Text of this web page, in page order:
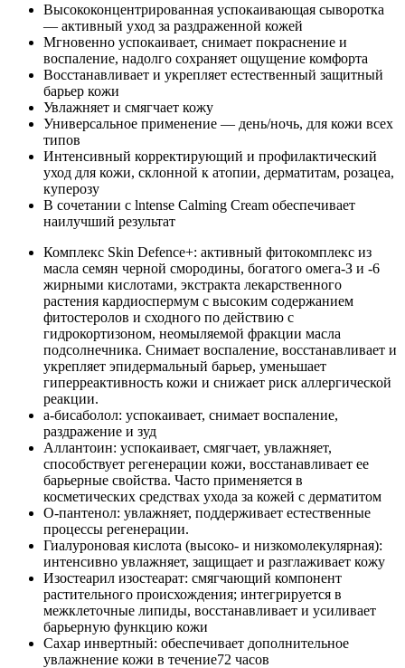
Высококонцентрированная успокаивающая сыворотка
— активный уход за раздраженной кожей
Мгновенно успокаивает, снимает покраснение и
воспаление, надолго сохраняет ощущение комфорта
Восстанавливает и укрепляет естественный защитный
барьер кожи
Увлажняет и смягчает кожу
Универсальное применение — день/ночь, для кожи всех
типов
Интенсивный корректирующий и профилактический
уход для кожи, склонной к атопии, дерматитам, розацеа,
куперозу
В сочетании с lntense Calming Cream обеспечивает
наилучший результат
Комплекс Skin Defence+: активный фитокомплекс из
масла семян черной смородины, богатого омега-З и -6
жирными кислотами, экстракта лекарственного
растения кардиоспермум с высоким содержанием
фитостеролов и сходного по действию с
гидрокортизоном, неомыляемой фракции масла
подсолнечника. Снимает воспаление, восстанавливает и
укрепляет эпидермальный барьер, уменьшает
гиперреактивность кожи и снижает риск аллергической
реакции.
а-бисаболол: успокаивает, снимает воспаление,
раздражение и зуд
Аллантоин: успокаивает, смягчает, увлажняет,
способствует регенерации кожи, восстанавливает ее
барьерные свойства. Часто применяется в
косметических средствах ухода за кожей с дерматитом
О-пантенол: увлажняет, поддерживает естественные
процессы регенерации.
Гиалуроновая кислота (высоко- и низкомолекулярная):
интенсивно увлажняет, защищает и разглаживает кожу
Изостеарил изостеарат: смягчающий компонент
растительного происхождения; интегрируется в
межклеточные липиды, восстанавливает и усиливает
барьерную функцию кожи
Сахар инвертный: обеспечивает дополнительное
увлажнение кожи в течение72 часов